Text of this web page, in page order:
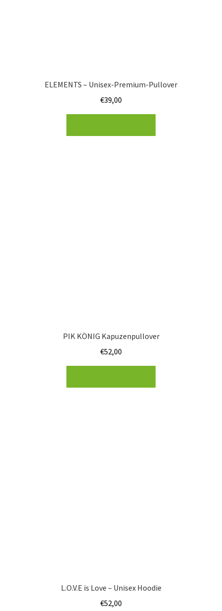
ELEMENTS – Unisex-Premium-Pullover
€39,00
PIK KÖNIG Kapuzenpullover
€52,00
L.O.V.E is Love – Unisex Hoodie
€52,00